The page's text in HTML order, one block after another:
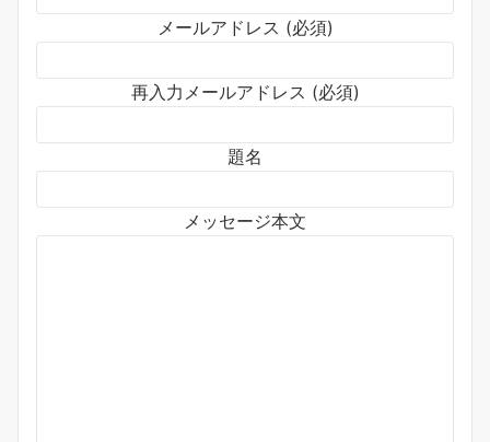
メールアドレス (必須)
再入力メールアドレス (必須)
題名
メッセージ本文